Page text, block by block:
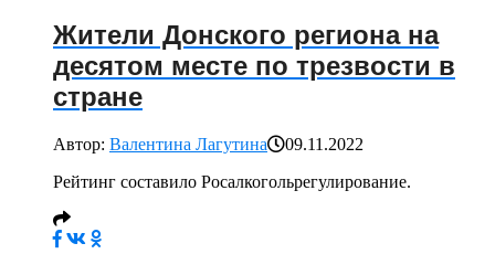
Жители Донского региона на
десятом месте по трезвости в
стране
Автор: Валентина Лагутина
09.11.2022
Рейтинг составило Росалкогольрегулирование.